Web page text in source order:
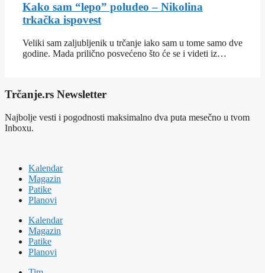
Kako sam “lepo” poludeo – Nikolina
trkačka ispovest
Veliki sam zaljubljenik u trčanje iako sam u tome samo dve
godine. Mada prilično posvećeno što će se i videti iz…
Trčanje.rs Newsletter
Najbolje vesti i pogodnosti maksimalno dva puta mesečno u tvom
Inboxu.
Kalendar
Magazin
Patike
Planovi
Kalendar
Magazin
Patike
Planovi